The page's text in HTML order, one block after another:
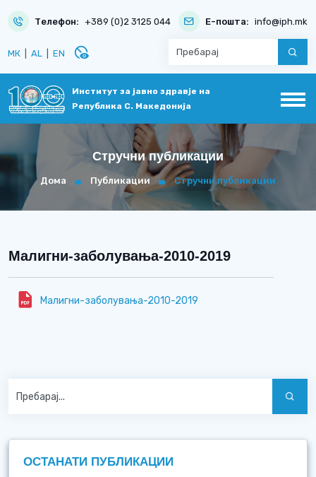
Телефон: +389 (0)2 3125 044 Е-пошта: info@iph.mk
МК AL EN disabled_visible
Институт за јавно здравје на
Република С. Македонија
Стручни публикации
Дома Публикации Стручни публикации
Малигни-заболувања-2010-2019
Малигни-заболувања-2010-2019
ОСТАНАТИ ПУБЛИКАЦИИ